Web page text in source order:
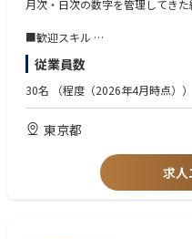
動かせる」社内向け Plugin /
※仕事内容の変更範囲：会社の指
【主な業務内容】
・弥生の製品/サービスの基盤と
テムを開発します
・企画・要求定義から要件定義
下流工程までの幅広い開発フェ
ほぼすべてを自社内開発でおこ
・持ち合わせている技術知見や
育成にも関わっていただきます。
・登壇のご経験がある方には、
価ルーブリックに落とせること
【求める人物像】
・ルーティン作業をスクリプトと
取り組める方
・デザインを「論理とシステム」
・生成 AI のアウトプットに対し
の組み合わせで実用品質まで引
・新しい生成 AI モデル/ツール
場でキャッチアップし続けられ
・「デザイナーかエンジニアか
界に縛られず、必要なら越境し
日次成果の管理と、改善アクショ
月次・日次の数字を管理してき
■歓迎スキル
toC向けサービスでのマーケティ
複数の広告媒体を横断して運用し
運用にとどまらず、獲得施策の企
■求める人物像
GREEN SPOONのビジョン「自
ものごとを、論理的に考えられ
数字に責任を持って向き合える方
従業員数
30名 （程度（2026年4月時点））
東京都
求人